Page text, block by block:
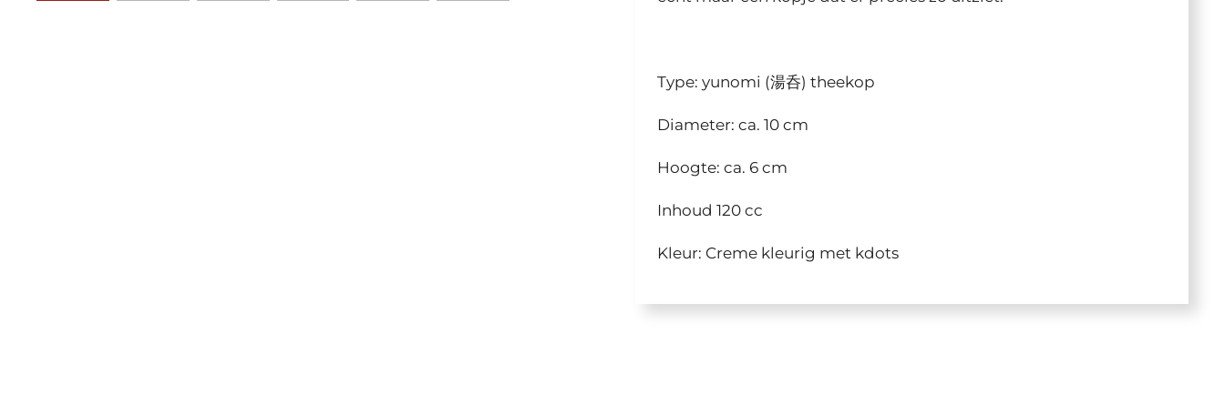
Type: yunomi (湯呑) theekop
Diameter: ca. 10 cm
Hoogte: ca. 6 cm
Inhoud 120 cc
Kleur: Creme kleurig met kdots